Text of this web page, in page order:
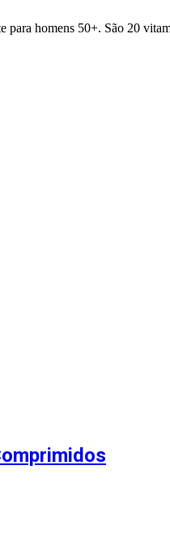
homens 50+. São 20